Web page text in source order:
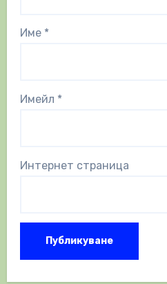
Име *
Имейл *
Интернет страница